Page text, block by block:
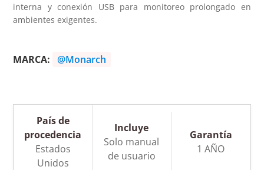
interna y conexión USB para monitoreo prolongado en
ambientes exigentes.
MARCA: @Monarch
País de
procedencia
Estados
Unidos
Incluye
Solo manual
de usuario
Garantía
1 AÑO